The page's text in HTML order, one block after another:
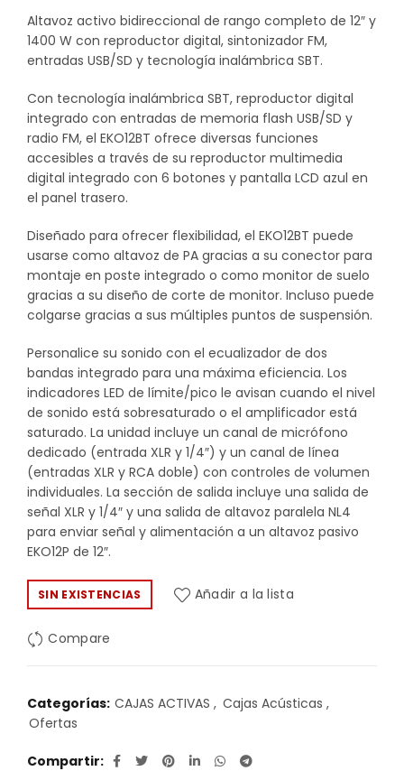
precio
original
era:
$299.900.
precio
actual
es:
$259.900.
Altavoz activo bidireccional de rango completo de 12″ y
1400 W con reproductor digital, sintonizador FM,
entradas USB/SD y tecnología inalámbrica SBT.
Con tecnología inalámbrica SBT, reproductor digital
integrado con entradas de memoria flash USB/SD y
radio FM, el EKO12BT ofrece diversas funciones
accesibles a través de su reproductor multimedia
digital integrado con 6 botones y pantalla LCD azul en
el panel trasero.
Diseñado para ofrecer flexibilidad, el EKO12BT puede
usarse como altavoz de PA gracias a su conector para
montaje en poste integrado o como monitor de suelo
gracias a su diseño de corte de monitor. Incluso puede
colgarse gracias a sus múltiples puntos de suspensión.
Personalice su sonido con el ecualizador de dos
bandas integrado para una máxima eficiencia. Los
indicadores LED de límite/pico le avisan cuando el nivel
de sonido está sobresaturado o el amplificador está
saturado. La unidad incluye un canal de micrófono
dedicado (entrada XLR y 1/4″) y un canal de línea
(entradas XLR y RCA doble) con controles de volumen
individuales. La sección de salida incluye una salida de
señal XLR y 1/4″ y una salida de altavoz paralela NL4
para enviar señal y alimentación a un altavoz pasivo
EKO12P de 12″.
SIN EXISTENCIAS Añadir a la lista
Compare
Categorías: CAJAS ACTIVAS , Cajas Acústicas ,
Ofertas
Compartir